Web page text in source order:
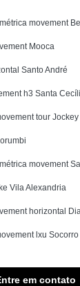
movement
Mooca
Santo André
h3 Santa
tour
movement
Vila Alexandria
horizontal
lxu Socorro
em contato